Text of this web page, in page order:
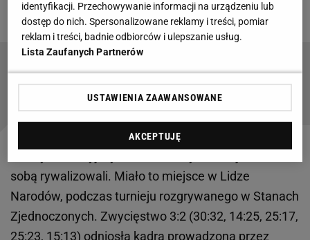
grupie G.
Oto jak Polska stała się potęgą. "Żyjemy w
takich fajnych czasach"
sobą rywalizowali. Miało to miejsce w Lidze
Narodów, podczas turnieju rozgrywanego w Stanach
Zjednoczonych. Zwycięstwo 3:2 (30:32, 14:25, 25:17,
25:23, 15:13) odniosła kadra prowadzona przez
identyfikacji. Przechowywanie informacji na urządzeniu lub
dostęp do nich. Spersonalizowane reklamy i treści, pomiar
reklam i treści, badnie odbiorców i ulepszanie usług.
Lista Zaufanych Partnerów
USTAWIENIA ZAAWANSOWANE
AKCEPTUJĘ